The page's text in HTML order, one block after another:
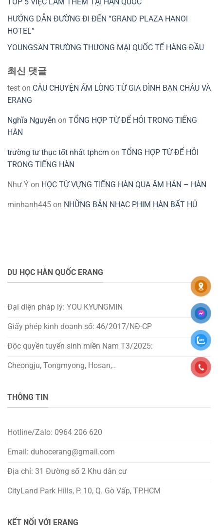
HƯỚNG DẪN ĐƯỜNG ĐI ĐẾN “GRAND PLAZA HANOI
HOTEL”
YOUNGSAN TRƯỜNG THƯƠNG MẠI QUỐC TẾ HÀNG ĐẦU
최신 댓글
test on CÂU CHUYỆN ẤM LÒNG TỪ GIA ĐÌNH BẠN CHÂU VÀ
ERANG
Nghĩa Nguyễn on TỔNG HỢP TỪ ĐỂ HỎI TRONG TIẾNG
HÀN
trường tư thục tốt nhất tphcm on TỔNG HỢP TỪ ĐỂ HỎI
TRONG TIẾNG HÀN
Như Ý on HỌC TỪ VỰNG TIẾNG HÀN QUA ÂM HÁN – HÀN
minhanh445 on NHỮNG BẢN NHẠC PHIM HÀN BẤT HỦ
DU HỌC HÀN QUỐC ERANG
Đại diện pháp lý: YOU KYUNGMIN
Giấy phép kinh doanh số: 46/2017/NĐ-CP
Độc quyền tuyển sinh miền Nam T3/2025:
Cheongju, Tongmyong, Hosan,..
THÔNG TIN
Hotline/Zalo: 0964 206 620
Email: duhocerang@gmail.com
Địa chỉ: 31 Đường số 2 Khu dân cư
CityLand Park Hills, P. 10, Q. Gò Vấp, TP.HCM
KẾT NỐI VỚI ERANG